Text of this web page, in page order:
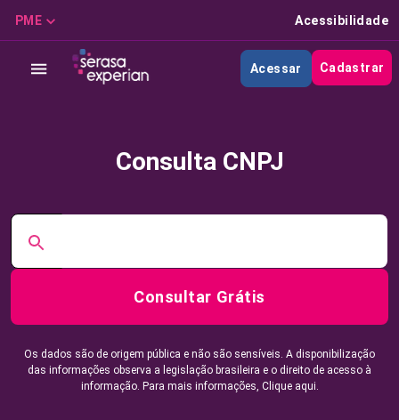
PME Acessibilidade
Acessar Cadastrar
Consulta CNPJ
Consultar Grátis
Os dados são de origem pública e não são sensíveis. A disponibilização
das informações observa a legislação brasileira e o direito de acesso à
informação. Para mais informações, Clique aqui.